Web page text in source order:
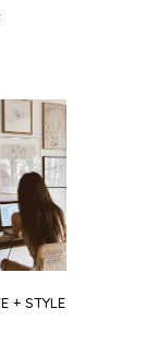
+ STYLE